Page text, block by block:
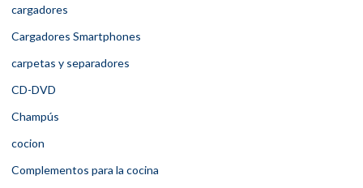
cargadores
Cargadores Smartphones
carpetas y separadores
CD-DVD
Champús
cocion
Complementos para la cocina